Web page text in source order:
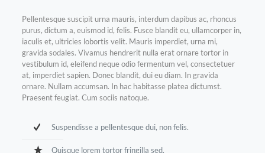
Pellentesque suscipit urna mauris, interdum dapibus ac, rhoncus
purus, dictum a, euismod id, felis. Fusce blandit eu, ullamcorper in,
iaculis et, ultricies lobortis velit. Mauris imperdiet, urna mi,
gravida sodales. Vivamus hendrerit nulla erat ornare tortor in
vestibulum id, eleifend neque odio fermentum vel, consectetuer
at, imperdiet sapien. Donec blandit, dui eu diam. In gravida
ornare. Nullam accumsan. In hac habitasse platea dictumst.
Praesent feugiat. Cum sociis natoque.
Suspendisse a pellentesque dui, non felis.
Quisque lorem tortor fringilla sed.